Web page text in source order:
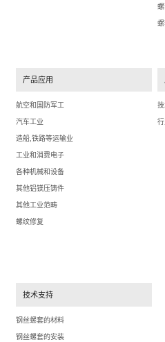
产品应用
航空和国防军工
汽车工业
造船,铁路等运输业
工业和消费电子
各种机械和设备
其他铝镁压铸件
其他工业范畴
螺纹修复
技术支持
钢丝螺套的材料
钢丝螺套的安装